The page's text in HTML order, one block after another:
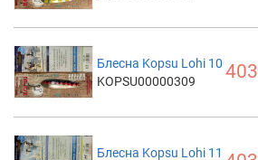
Блесна Kopsu Lohi 10
KOPSU00000309
Блесна Kopsu Lohi 11